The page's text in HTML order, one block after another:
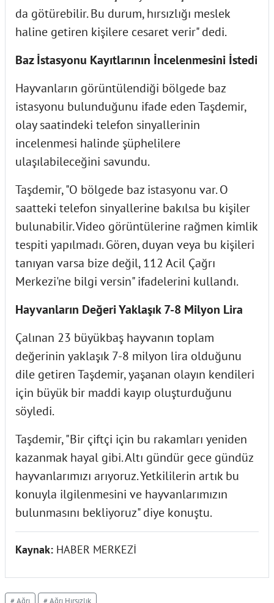
da götürebilir. Bu durum, hırsızlığı meslek
haline getiren kişilere cesaret verir" dedi.
Baz İstasyonu Kayıtlarının İncelenmesini İstedi
Hayvanların görüntülendiği bölgede baz
istasyonu bulunduğunu ifade eden Taşdemir,
olay saatindeki telefon sinyallerinin
incelenmesi halinde şüphelilere
ulaşılabileceğini savundu.
Taşdemir, "O bölgede baz istasyonu var. O
saatteki telefon sinyallerine bakılsa bu kişiler
bulunabilir. Video görüntülerine rağmen kimlik
tespiti yapılmadı. Gören, duyan veya bu kişileri
tanıyan varsa bize değil, 112 Acil Çağrı
Merkezi'ne bilgi versin" ifadelerini kullandı.
Hayvanların Değeri Yaklaşık 7-8 Milyon Lira
Çalınan 23 büyükbaş hayvanın toplam
değerinin yaklaşık 7-8 milyon lira olduğunu
dile getiren Taşdemir, yaşanan olayın kendileri
için büyük bir maddi kayıp oluşturduğunu
söyledi.
Taşdemir, "Bir çiftçi için bu rakamları yeniden
kazanmak hayal gibi. Altı gündür gece gündüz
hayvanlarımızı arıyoruz. Yetkililerin artık bu
konuyla ilgilenmesini ve hayvanlarımızın
bulunmasını bekliyoruz" diye konuştu.
Kaynak: HABER MERKEZİ
# Ağrı # Ağrı Hırsızlık